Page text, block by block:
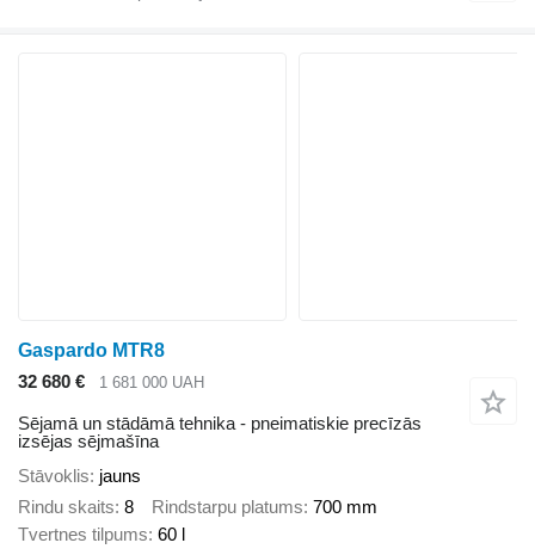
Gaspardo MTR8
32 680 €
1 681 000 UAH
Sējamā un stādāmā tehnika - pneimatiskie precīzās
izsējas sējmašīna
Stāvoklis jauns
Rindu skaits 8 Rindstarpu platums 700 mm
Tvertnes tilpums 60 l